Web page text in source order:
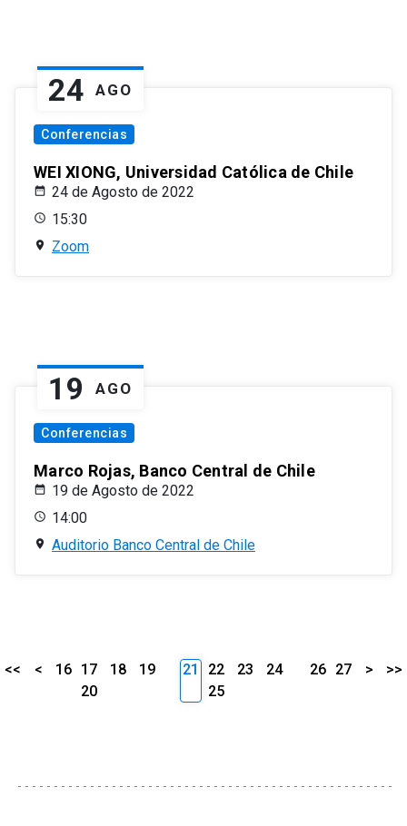
24 AGO
Conferencias
WEI XIONG, Universidad Católica de Chile
24 de Agosto de 2022
15:30
Zoom
19 AGO
Conferencias
Marco Rojas, Banco Central de Chile
19 de Agosto de 2022
14:00
Auditorio Banco Central de Chile
<< < 16 17 18
19
20
21 22 23
24
25
26 27 > >>